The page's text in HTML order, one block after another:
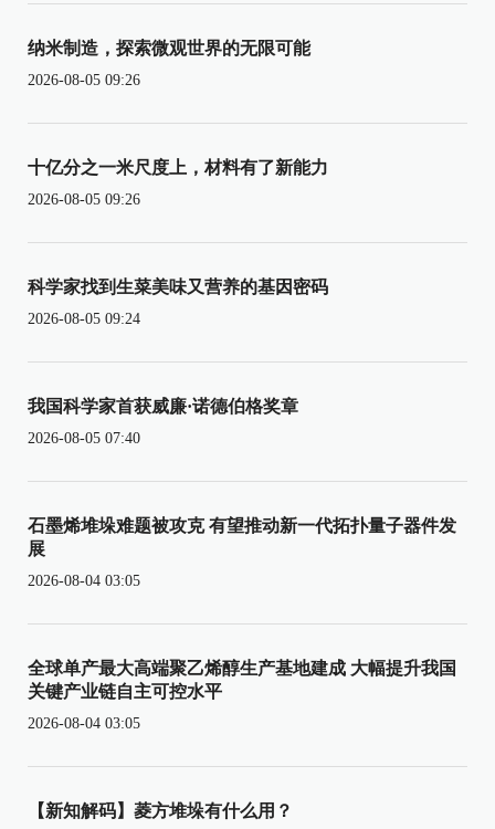
纳米制造，探索微观世界的无限可能
2026-08-05 09:26
十亿分之一米尺度上，材料有了新能力
2026-08-05 09:26
科学家找到生菜美味又营养的基因密码
2026-08-05 09:24
我国科学家首获威廉·诺德伯格奖章
2026-08-05 07:40
石墨烯堆垛难题被攻克 有望推动新一代拓扑量子器件发
展
2026-08-04 03:05
全球单产最大高端聚乙烯醇生产基地建成 大幅提升我国
关键产业链自主可控水平
2026-08-04 03:05
【新知解码】菱方堆垛有什么用？